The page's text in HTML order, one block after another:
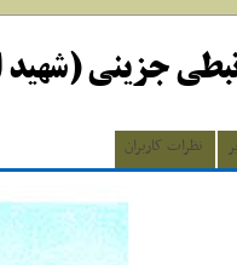
جزینی (شهید
نظرات کاربران